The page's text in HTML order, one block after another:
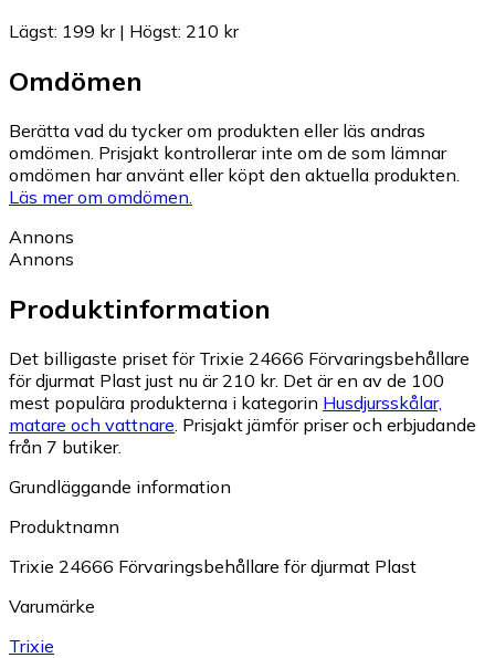
Lägst: 199 kr| Högst: 210 kr
Omdömen
Berätta vad du tycker om produkten eller läs andras
omdömen. Prisjakt kontrollerar inte om de som lämnar
omdömen har använt eller köpt den aktuella produkten.
Läs mer om omdömen.
Annons
Annons
Produktinformation
Det billigaste priset för Trixie 24666 Förvaringsbehållare
för djurmat Plast just nu är 210 kr. Det är en av de 100
mest populära produkterna i kategorin Husdjursskålar,
matare och vattnare Prisjakt jämför priser och erbjudande
från 7 butiker.
Grundläggande information
Produktnamn
Trixie 24666 Förvaringsbehållare för djurmat Plast
Varumärke
Trixie